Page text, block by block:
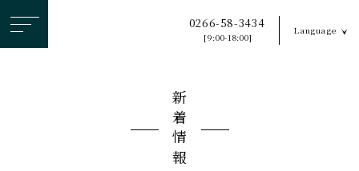
0266-58-3434
[9:00-18:00]
Language
新着情報